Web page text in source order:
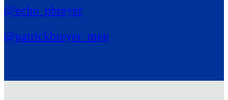
@echo_pbreyer
@patrickbreyer_mep